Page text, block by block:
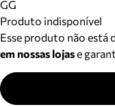
GG
Produto indisponível
Esse produto não está
em nossas lojase